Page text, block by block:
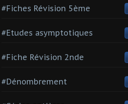
#Fiches Révision 5ème
#Etudes asymptotiques
#Fiche Révision 2nde
#Dénombrement